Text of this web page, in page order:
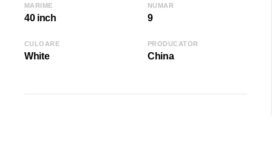
MARIME
40 inch
NUMAR
9
CULOARE
White
PRODUCATOR
China